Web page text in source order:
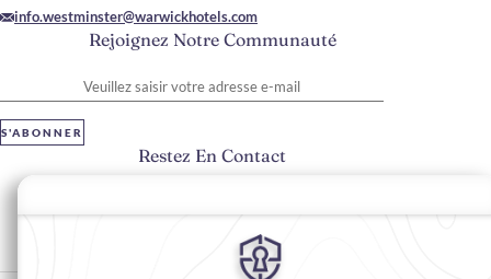
Rejoignez Notre Communauté
S'ABONNER
info.westminster@warwickhotels.com
Restez En Contact
#hôtelwestminsterparis